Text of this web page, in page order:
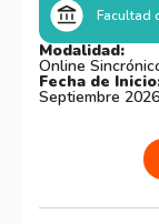
Facultad
Modalidad:
Online
Fecha de
Septiembre 2026